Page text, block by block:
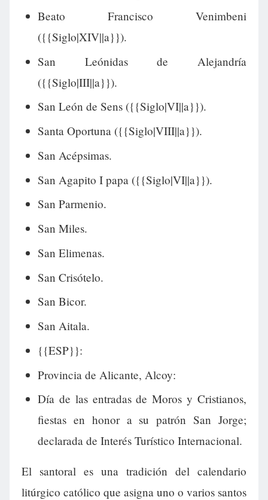
Beato Francisco Venimbeni
({{Siglo|XIV||a}}).
San Leónidas de Alejandría
({{Siglo|III||a}}).
San León de Sens ({{Siglo|VI||a}}).
Santa Oportuna ({{Siglo|VIII||a}}).
San Acépsimas.
San Agapito I papa ({{Siglo|VI||a}}).
San Parmenio.
San Miles.
San Elimenas.
San Crisótelo.
San Bicor.
San Aitala.
{{ESP}}:
Provincia de Alicante, Alcoy:
Día de las entradas de Moros y Cristianos,
fiestas en honor a su patrón San Jorge;
declarada de Interés Turístico Internacional.
El santoral es una tradición del calendario
litúrgico católico que asigna uno o varios santos